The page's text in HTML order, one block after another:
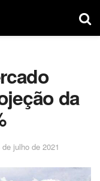
da
de julho de 2021